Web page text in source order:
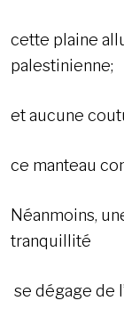
cette plaine
palestinienne;
et aucune
ce manteau
Néanmoins,
tranquillité
se dégage de